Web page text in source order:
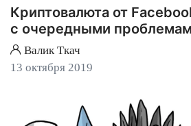
Криптовалюта от
с очередными
Валик Ткач
13 октября 2019